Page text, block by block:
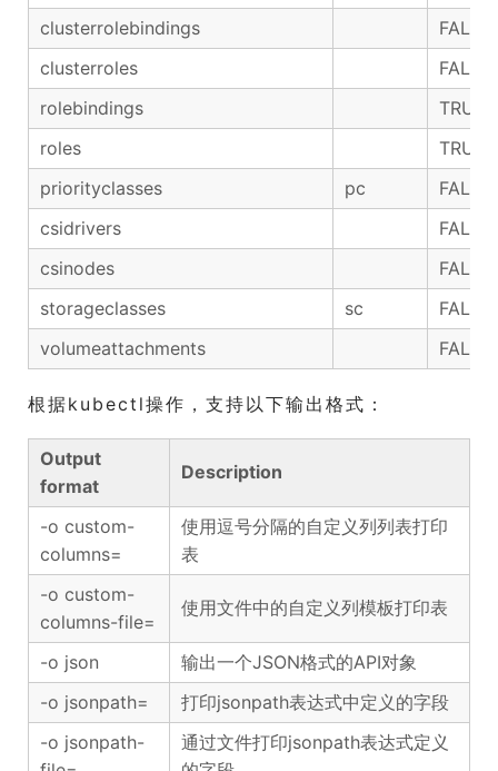
clusterrolebindings
FALSE
clusterroles
FALSE
rolebindings
TRUE
roles
TRUE
priorityclasses
pc
FALSE
csidrivers
FALSE
csinodes
FALSE
storageclasses
sc
FALSE
volumeattachments
FALSE
根据kubectl操作，支持以下输出格式：
Output
format
Description
-o custom-
columns=
使用逗号分隔的自定义列列表打印
表
-o custom-
columns-file=
使用文件中的自定义列模板打印表
-o json
输出一个JSON格式的API对象
-o jsonpath=
打印jsonpath表达式中定义的字段
-o jsonpath-
通过文件打印jsonpath表达式定义